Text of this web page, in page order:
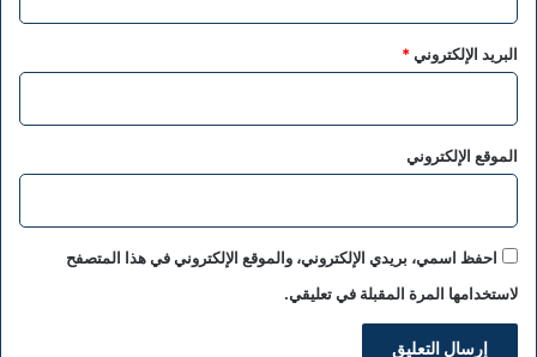
البريد الإلكتروني*
الموقع الإلكتروني
احفظ اسمي، بريدي الإلكتروني، والموقع الإلكتروني في هذا المتصفح
لاستخدامها المرة المقبلة في تعليقي.